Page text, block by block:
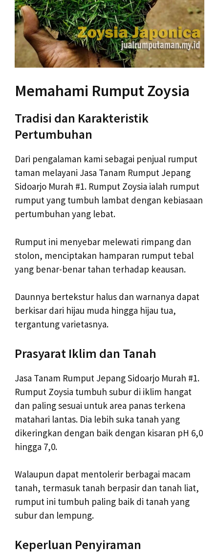
Memahami Rumput Zoysia
Tradisi dan Karakteristik
Pertumbuhan
Dari pengalaman kami sebagai penjual rumput
taman melayani Jasa Tanam Rumput Jepang
Sidoarjo Murah #1. Rumput Zoysia ialah rumput
rumput yang tumbuh lambat dengan kebiasaan
pertumbuhan yang lebat.
Rumput ini menyebar melewati rimpang dan
stolon, menciptakan hamparan rumput tebal
yang benar-benar tahan terhadap keausan.
Daunnya bertekstur halus dan warnanya dapat
berkisar dari hijau muda hingga hijau tua,
tergantung varietasnya.
Prasyarat Iklim dan Tanah
Jasa Tanam Rumput Jepang Sidoarjo Murah #1.
Rumput Zoysia tumbuh subur di iklim hangat
dan paling sesuai untuk area panas terkena
matahari lantas. Dia lebih suka tanah yang
dikeringkan dengan baik dengan kisaran pH 6,0
hingga 7,0.
Walaupun dapat mentolerir berbagai macam
tanah, termasuk tanah berpasir dan tanah liat,
rumput ini tumbuh paling baik di tanah yang
subur dan lempung.
Keperluan Penyiraman